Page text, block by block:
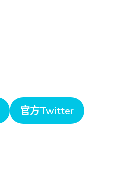
官方Twitter